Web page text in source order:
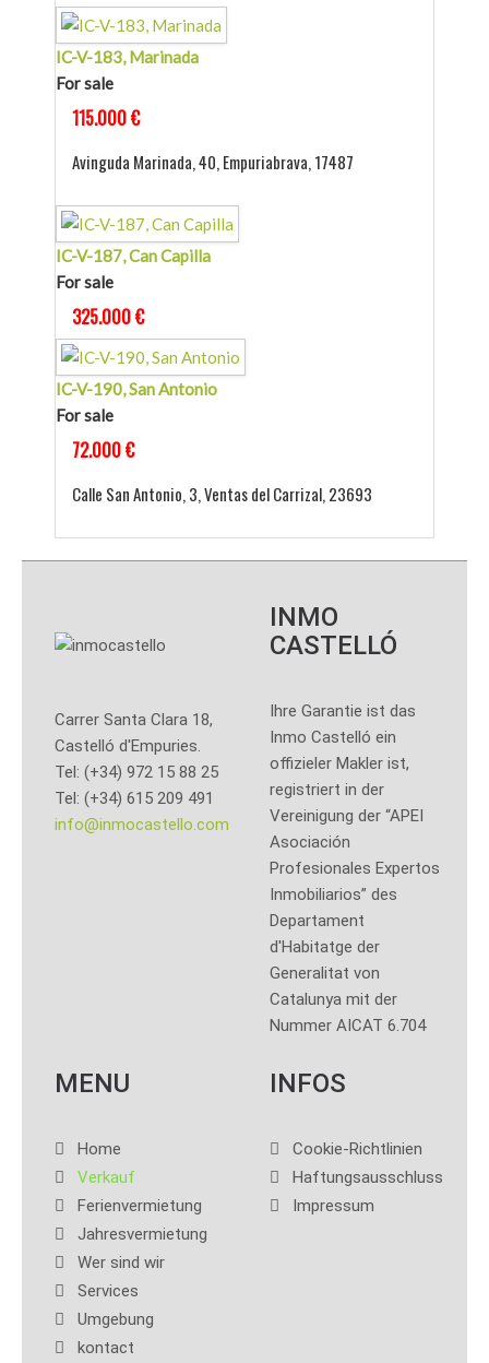
IC-V-183, Marinada
For sale
115.000 €
Avinguda Marinada, 40, Empuriabrava, 17487
IC-V-187, Can Capilla
For sale
325.000 €
IC-V-190, San Antonio
For sale
72.000 €
Calle San Antonio, 3, Ventas del Carrizal, 23693
Carrer Santa Clara 18,
Castelló d'Empuries.
Tel: (+34) 972 15 88 25
Tel: (+34) 615 209 491
info@inmocastello.com
INMO
CASTELLÓ
Ihre Garantie ist das
Inmo Castelló ein
offizieler Makler ist,
registriert in der
Vereinigung der “APEI
Asociación
Profesionales Expertos
Inmobiliarios” des
Departament
d'Habitatge der
Generalitat von
Catalunya mit der
Nummer AICAT 6.704
MENU
Home
Verkauf
Ferienvermietung
Jahresvermietung
Wer sind wir
Services
Umgebung
kontact
INFOS
Cookie-Richtlinien
Haftungsausschluss
Impressum